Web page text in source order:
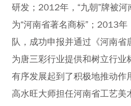
研发；2012年，“九朝”牌被河
为“河南省著名商标”；2013年
队，成功申报并通过《河南省
为唐三彩行业提供和树立行业
有序发展起到了积极地推动作
高水旺大师担任河南省工艺美